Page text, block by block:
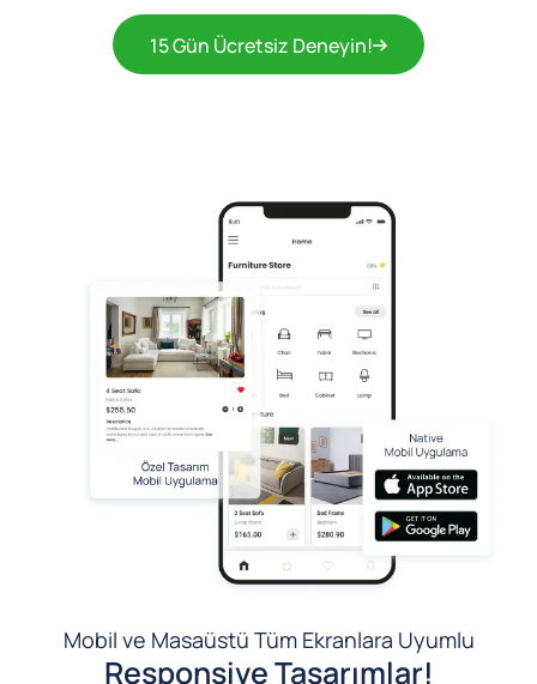
15 Gün Ücretsiz Deneyin!
Mobil ve Masaüstü Tüm Ekranlara Uyumlu
Responsive Tasarımlar!